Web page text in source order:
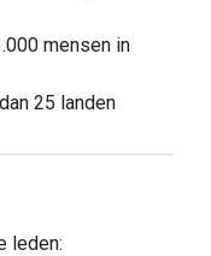
mensen in
25 landen
leden: